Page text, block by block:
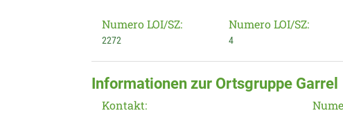
Numero LOI/SZ:
2272
Numero LOI/SZ:
4
Informationen zur Ortsgruppe Garrel
Kontakt: